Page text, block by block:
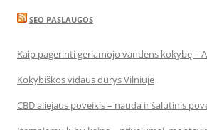
SEO PASLAUGOS
Kaip pagerinti geriamojo vandens kokybę –
Kokybiškos vidaus durys Vilniuje
CBD aliejaus poveikis – nauda ir šalutinis